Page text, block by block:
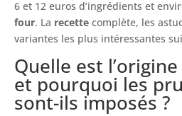
6 et 12 euros d’ingrédients et
four. La recette complète, les
variantes les plus intéressantes
Quelle est
et pourquoi les
sont-ils imposés ?